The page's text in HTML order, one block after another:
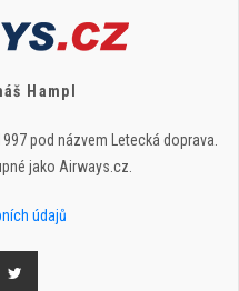
Hampl
pod názvem Letecká doprava.
jako Airways.cz.
údajů